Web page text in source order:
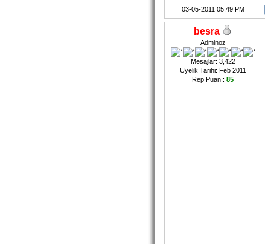
03-05-2011 05:49 PM
besra
Adminoz
Mesajlar: 3,422
Üyelik Tarihi: Feb 2011
Rep Puanı: 85